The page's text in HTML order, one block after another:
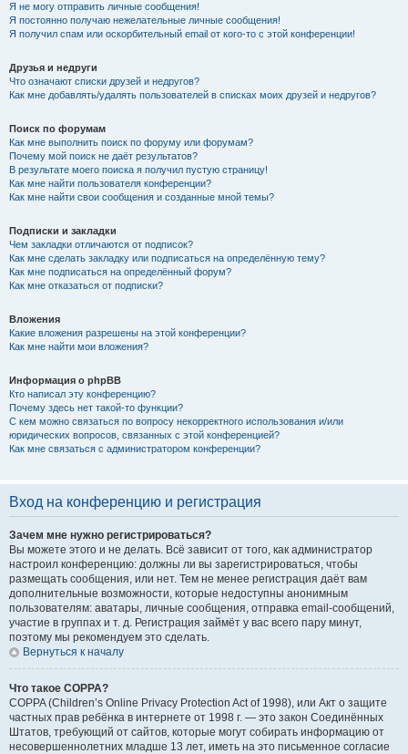
Я не могу отправить личные сообщения!
Я постоянно получаю нежелательные личные сообщения!
Я получил спам или оскорбительный email от кого-то с этой конференции!
Друзья и недруги
Что означают списки друзей и недругов?
Как мне добавлять/удалять пользователей в списках моих друзей и недругов?
Поиск по форумам
Как мне выполнить поиск по форуму или форумам?
Почему мой поиск не даёт результатов?
В результате моего поиска я получил пустую страницу!
Как мне найти пользователя конференции?
Как мне найти свои сообщения и созданные мной темы?
Подписки и закладки
Чем закладки отличаются от подписок?
Как мне сделать закладку или подписаться на определённую тему?
Как мне подписаться на определённый форум?
Как мне отказаться от подписки?
Вложения
Какие вложения разрешены на этой конференции?
Как мне найти мои вложения?
Информация о phpBB
Кто написал эту конференцию?
Почему здесь нет такой-то функции?
С кем можно связаться по вопросу некорректного использования и/или
юридических вопросов, связанных с этой конференцией?
Как мне связаться с администратором конференции?
Вход на конференцию и регистрация
Зачем мне нужно регистрироваться?
Вы можете этого и не делать. Всё зависит от того, как администратор
настроил конференцию: должны ли вы зарегистрироваться, чтобы
размещать сообщения, или нет. Тем не менее регистрация даёт вам
дополнительные возможности, которые недоступны анонимным
пользователям: аватары, личные сообщения, отправка email-сообщений,
участие в группах и т. д. Регистрация займёт у вас всего пару минут,
поэтому мы рекомендуем это сделать.
Вернуться к началу
Что такое COPPA?
COPPA (Children’s Online Privacy Protection Act of 1998), или Акт о защите
частных прав ребёнка в интернете от 1998 г. — это закон Соединённых
Штатов, требующий от сайтов, которые могут собирать информацию от
несовершеннолетних младше 13 лет, иметь на это письменное согласие